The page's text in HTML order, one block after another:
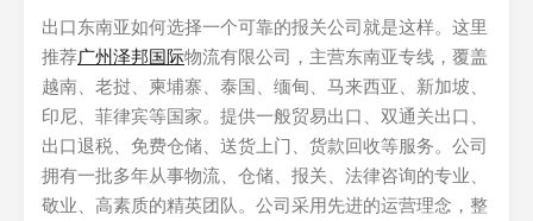
出口东南亚如何选择一个可靠的报关公司就是这样。这里
推荐广州泽邦国际物流有限公司，主营东南亚专线，覆盖
越南、老挝、柬埔寨、泰国、缅甸、马来西亚、新加坡、
印尼、菲律宾等国家。提供一般贸易出口、双通关出口、
出口退税、免费仓储、送货上门、货款回收等服务。公司
拥有一批多年从事物流、仓储、报关、法律咨询的专业、
敬业、高素质的精英团队。公司采用先进的运营理念，整